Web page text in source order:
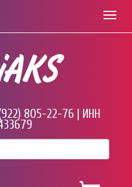
805-22-76 | ИНН